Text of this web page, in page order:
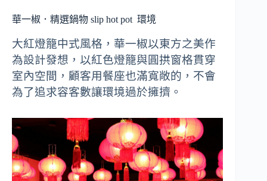
華一椒．精選鍋物 slip hot pot 環境
大紅燈籠中式風格，華一椒以東方之美作
為設計發想，以紅色燈籠與圓拱窗格貫穿
室內空間，顧客用餐座也滿寬敞的，不會
為了追求容客數讓環境過於擁擠。